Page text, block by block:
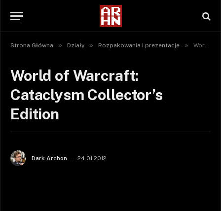
Strona Główna » Działy » Rozpakowania i prezentacje » World of Warcraft: Cataclysm Collector’s Edition
World of Warcraft:
Cataclysm Collector’s
Edition
Dark Archon 24.01.2012